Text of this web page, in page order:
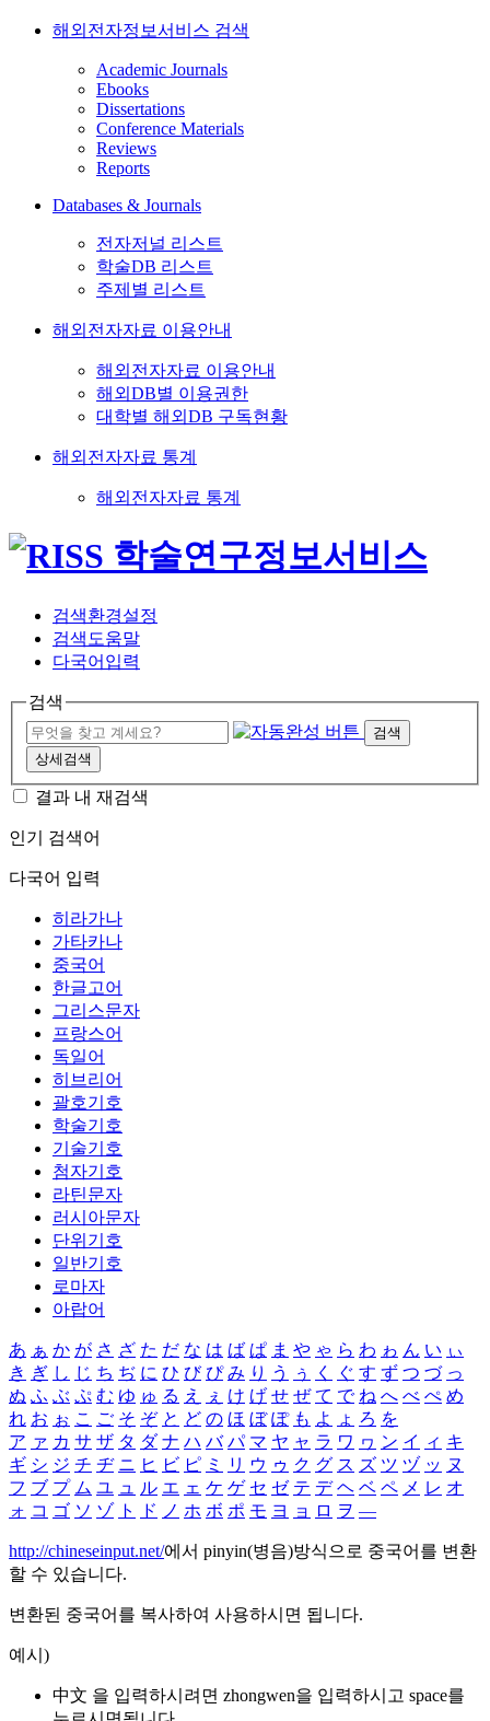
해외전자정보서비스 검색
Academic Journals
Ebooks
Dissertations
Conference Materials
Reviews
Reports
Databases & Journals
전자저널 리스트
학술DB 리스트
주제별 리스트
해외전자자료 이용안내
해외전자자료 이용안내
해외DB별 이용권한
대학별 해외DB 구독현황
해외전자자료 통계
해외전자자료 통계
검색환경설정
검색도움말
다국어입력
검색
검색
상세검색
결과 내 재검색
인기 검색어
다국어 입력
히라가나
가타카나
중국어
한글고어
그리스문자
프랑스어
독일어
히브리어
괄호기호
학술기호
기술기호
첨자기호
라틴문자
러시아문자
단위기호
일반기호
로마자
아랍어
あ ぁ か が さ ざ た だ な は ば ぱ ま や ゃ ら わ ゎ ん い ぃ
き ぎ し じ ち ぢ に ひ び ぴ み り う ぅ く ぐ す ず つ づ っ
ぬ ふ ぶ ぷ む ゆ ゅ る え ぇ け げ せ ぜ て で ね へ べ ぺ め
れ お ぉ こ ご そ ぞ と ど の ほ ぼ ぽ も よ ょ ろ を
ア ァ カ サ ザ タ ダ ナ ハ バ パ マ ヤ ャ ラ ワ ヮ ン イ ィ キ
ギ シ ジ チ ヂ ニ ヒ ビ ピ ミ リ ウ ゥ ク グ ス ズ ツ ヅ ッ ヌ
フ ブ プ ム ユ ュ ル エ ェ ケ ゲ セ ゼ テ デ ヘ ベ ペ メ レ オ
ォ コ ゴ ソ ゾ ト ド ノ ホ ボ ポ モ ヨ ョ ロ ヲ ―
http://chineseinput.net/에서 pinyin(병음)방식으로 중국어를 변환
할 수 있습니다.
변환된 중국어를 복사하여 사용하시면 됩니다.
예시)
中文 을 입력하시려면 zhongwen을 입력하시고 space를